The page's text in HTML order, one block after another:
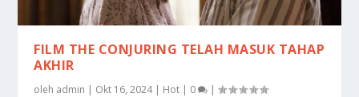
FILM THE CONJURING TELAH MASUK TAHAP
AKHIR
oleh admin | Okt 16, 2024| Hot | 0 |